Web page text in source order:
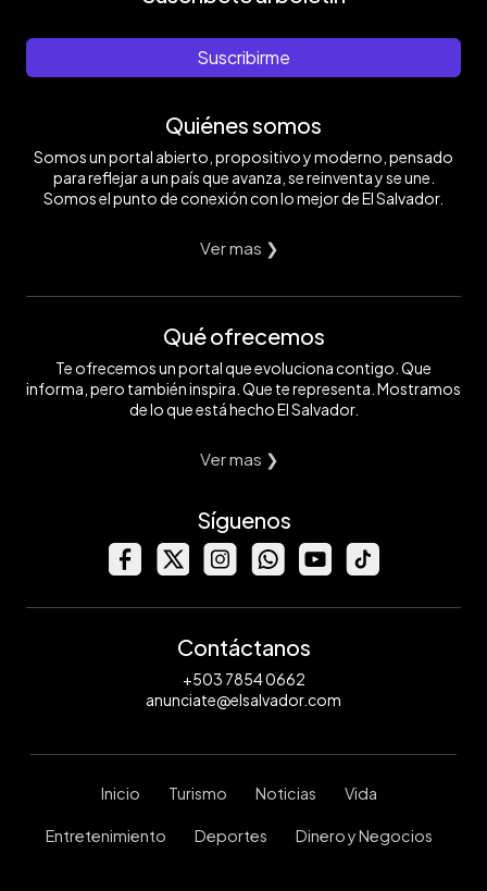
Suscribirme
Quiénes somos
Somos un portal abierto, propositivo y moderno, pensado
para reflejar a un país que avanza, se reinventa y se une.
Somos el punto de conexión con lo mejor de El Salvador.
Ver mas ❯
Qué ofrecemos
Te ofrecemos un portal que evoluciona contigo. Que
informa, pero también inspira. Que te representa. Mostramos
de lo que está hecho El Salvador.
Ver mas ❯
Síguenos
Contáctanos
+503 7854 0662
anunciate@elsalvador.com
Inicio Turismo Noticias Vida
Entretenimiento Deportes Dinero y Negocios